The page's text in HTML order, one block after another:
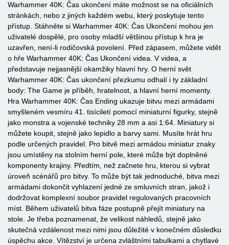
Warhammer 40K: Čas ukončení máte možnost se na oficiálních
stránkách, nebo z jiných každém webu, který poskytuje tento
přístup. Stáhněte si Warhammer 40K: Čas Ukončení mohou jen
uživatelé dospělé, pro osoby mladší většinou přístup k hra je
uzavřen, není-li rodičovská povolení. Před zápasem, můžete vidět
o hře Warhammer 40K: Čas Ukončení videa. V videa, a
představuje nejjasnější okamžiky hlavní hry. O herní svět
Warhammer 40K: Čas ukončení přezkumu odhalí i ty základní
body: The Game je příběh, hratelnost, a hlavní herní momenty.
Hra Warhammer 40K: Čas Ending ukazuje bitvu mezi armádami
smyšleném vesmíru 41. tisíciletí pomocí miniaturní figurky, stejně
jako monstra a vojenské techniky 28 mm a asi 1:64. Miniatury si
můžete koupit, stejně jako lepidlo a barvy sami. Musíte hrát hru
podle určených pravidel. Pro bitvě mezi armádou miniatur znaky
jsou umístěny na stolním herní pole, které může být doplněné
komponenty krajiny. Předtím, než začnete hru, kterou si vybrat
úroveň scénářů pro bitvy. To může být tak jednoduché, bitva mezi
armádami dokončit vyhlazení jedné ze smluvních stran, jakož i
dodržovat komplexní soubor pravidel regulovaných pracovních
míst. Během uživatelů bitva fáze postupně přejít miniatury na
stole. Je třeba poznamenat, že velikost náhledů, stejně jako
skutečná vzdálenost mezi nimi jsou důležité v konečném důsledku
úspěchu akce. Vítězství je určena zvláštními tabulkami a chytlavé